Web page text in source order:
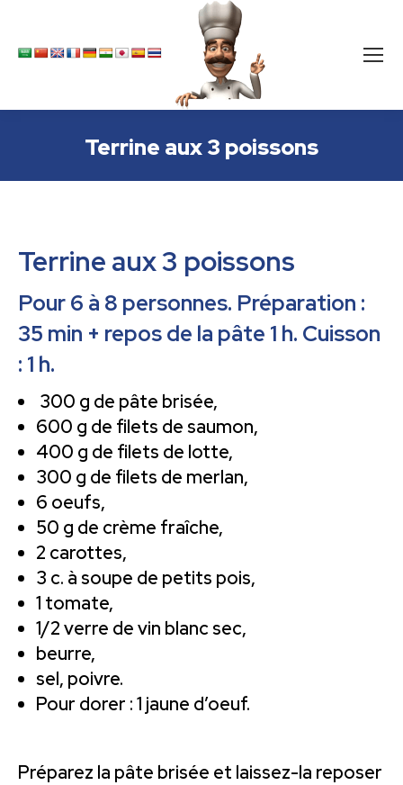
Terrine aux 3 poissons
Terrine aux 3 poissons
Pour 6 à 8 personnes. Préparation :
35 min + repos de la pâte 1 h. Cuisson
: 1 h.
300 g de pâte brisée,
600 g de filets de saumon,
400 g de filets de lotte,
300 g de filets de merlan,
6 oeufs,
50 g de crème fraîche,
2 carottes,
3 c. à soupe de petits pois,
1 tomate,
1/2 verre de vin blanc sec,
beurre,
sel, poivre.
Pour dorer : 1 jaune d’oeuf.
Préparez la pâte brisée et laissez-la reposer